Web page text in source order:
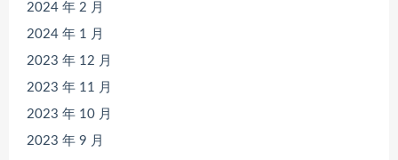
2024 年 2 月
2024 年 1 月
2023 年 12 月
2023 年 11 月
2023 年 10 月
2023 年 9 月